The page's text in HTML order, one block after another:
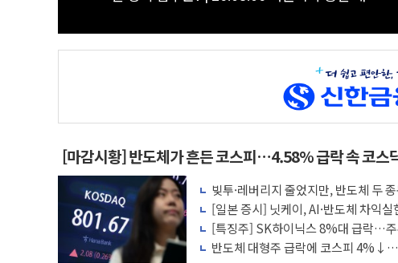
[마감시황] 반도체가 흔든 코스피…4.58% 급락 속 코스
빚투·레버리지 줄었지만, 반도체 두
[일본 증시] 닛케이, AI·반도체 차익
[특징주] SK하이닉스 8%대 급락…주
각
반도체 대형주 급락에 코스피